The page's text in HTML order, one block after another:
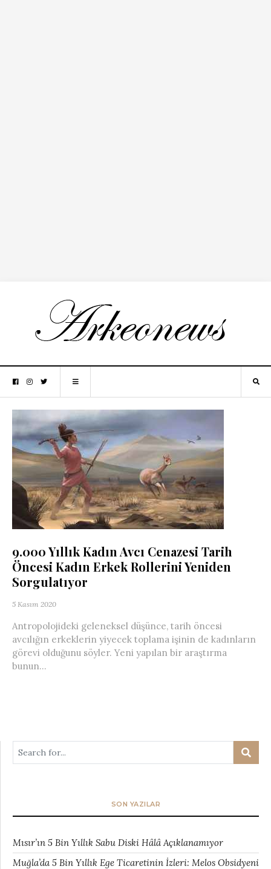
9.000 Yıllık Kadın Avcı Cenazesi Tarih
Öncesi Kadın Erkek Rollerini Yeniden
Sorgulatıyor
5 Kasım 2020
Antropolojideki geleneksel düşünce, tarih öncesi
avcılığın erkeklerin yiyecek toplama işinin de kadınların
görevi olduğunu söyler. Yeni yapılan bir araştırma
bunun...
SON YAZILAR
Mısır’ın 5 Bin Yıllık Sabu Diski Hâlâ Açıklanamıyor
Muğla’da 5 Bin Yıllık Ege Ticaretinin İzleri: Melos Obsidyeni